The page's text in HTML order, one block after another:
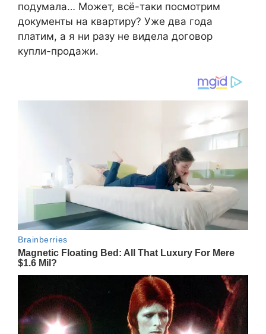
подумала… Может, всё-таки посмотрим
документы на квартиру? Уже два года
платим, а я ни разу не видела договор
купли-продажи.